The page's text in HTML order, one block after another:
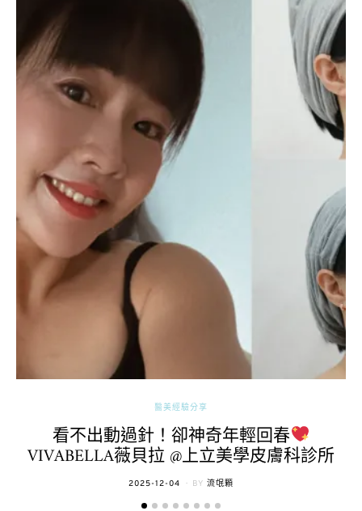
醫美經驗分享
看不出動過針！卻神奇年輕回春
VIVABELLA薇貝拉 @上立美學皮膚科診所
POSTED
2025-12-04 BY 流氓顆